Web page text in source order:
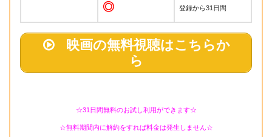
◎ 登録から31日間
映画の無料視聴はこちらか
ら
☆31日間無料のお試し利用ができます☆
☆無料期間内に解約をすれば料金は発生しません☆